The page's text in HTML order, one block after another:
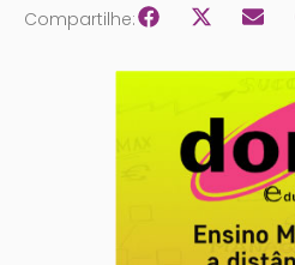
Compartilhe: